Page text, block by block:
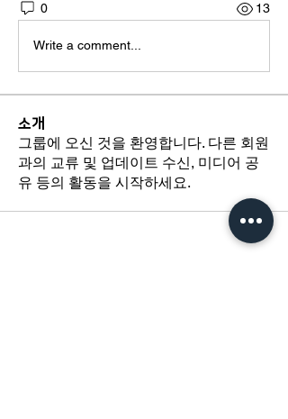
0 13
Write a comment...
소개
그룹에 오신 것을 환영합니다. 다른 회원
과의 교류 및 업데이트 수신, 미디어 공
유 등의 활동을 시작하세요.